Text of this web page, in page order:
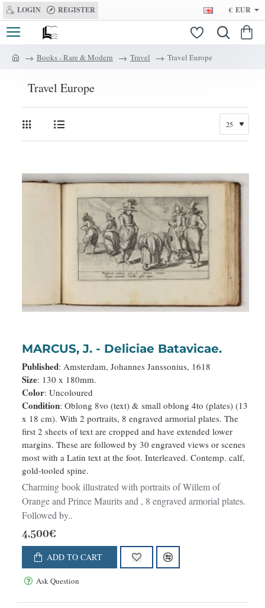
LOGIN REGISTER € EUR
Books - Rare & Modern Travel Travel Europe
Travel Europe
MARCUS, J. - Deliciae Batavicae.
Published: Amsterdam, Johannes Janssonius, 1618
Size: 130 x 180mm.
Color: Uncoloured
Condition: Oblong 8vo (text) & small oblong 4to (plates) (13
x 18 cm). With 2 portraits, 8 engraved armorial plates. The
first 2 sheets of text are cropped and have extended lower
margins. These are followed by 30 engraved views or scenes
most with a Latin text at the foot. Interleaved. Contemp. calf,
gold-tooled spine.
Charming book illustrated with portraits of Willem of
Orange and Prince Maurits and , 8 engraved armorial plates.
Followed by..
4,500€
ADD TO CART
Ask Question